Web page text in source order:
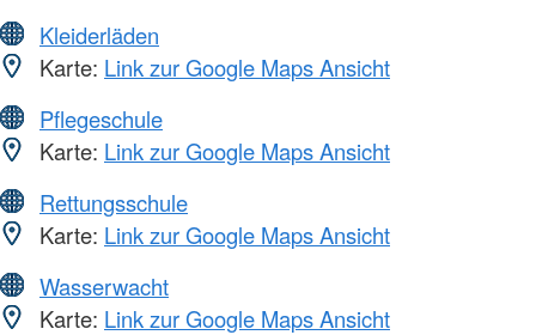
Kleiderläden
Karte: Link zur Google Maps Ansicht
Pflegeschule
Karte: Link zur Google Maps Ansicht
Rettungsschule
Karte: Link zur Google Maps Ansicht
Wasserwacht
Karte: Link zur Google Maps Ansicht